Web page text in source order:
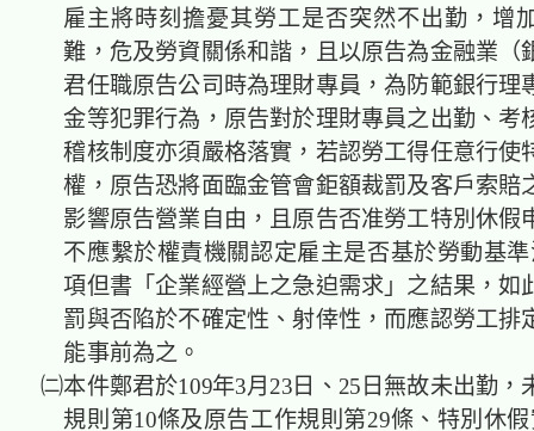
雇主將時刻擔憂其勞工是否突然不出勤，增
難，危及勞資關係和諧，且以原告為金融業（
君任職原告公司時為理財專員，為防範銀行理
金等犯罪行為，原告對於理財專員之出勤、考
稽核制度亦須嚴格落實，若認勞工得任意行使
權，原告恐將面臨金管會鉅額裁罰及客戶索賠
影響原告營業自由，且原告否准勞工特別休假
不應繫於權責機關認定雇主是否基於勞動基
項但書「企業經營上之急迫需求」之結果，如
罰與否陷於不確定性、射倖性，而應認勞工排
能事前為之。
㈡本件鄭君於109年3月23日、25日無故未出勤，
規則第10條及原告工作規則第29條、特別休